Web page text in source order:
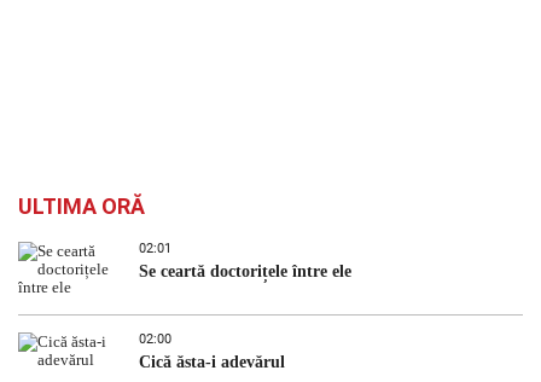
ULTIMA ORĂ
02:01
Se ceartă doctorițele între ele
02:00
Cică ăsta-i adevărul